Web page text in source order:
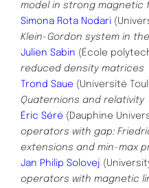
model in strong magnetic
Simona Rota Nodari
Klein-Gordon system in
Julien Sabin (École
reduced density matrices
Trond Saue (Université
Quaternions and relativity
Éric Séré (Dauphine
operators with gap:
extensions and min-max
Jan Philip Solovej
operators with magnetic